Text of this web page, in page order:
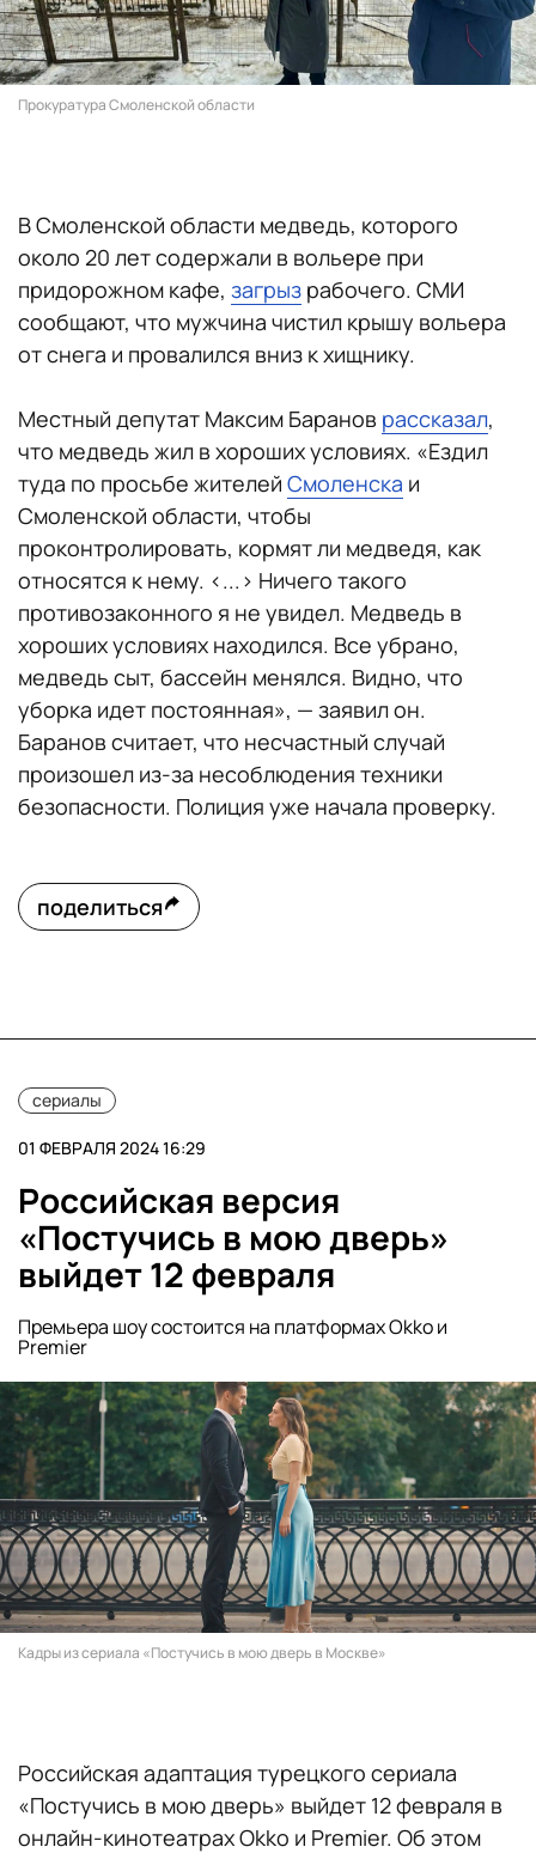
Прокуратура Смоленской области
В Смоленской области медведь, которого
около 20 лет содержали в вольере при
придорожном кафе, загрыз рабочего. СМИ
сообщают, что мужчина чистил крышу вольера
от снега и провалился вниз к хищнику.
Местный депутат Максим Баранов рассказал,
что медведь жил в хороших условиях. «Ездил
туда по просьбе жителей Смоленска и
Смоленской области, чтобы
проконтролировать, кормят ли медведя, как
относятся к нему. <...> Ничего такого
противозаконного я не увидел. Медведь в
хороших условиях находился. Все убрано,
медведь сыт, бассейн менялся. Видно, что
уборка идет постоянная», — заявил он.
Баранов считает, что несчастный случай
произошел из-за несоблюдения техники
безопасности. Полиция уже начала проверку.
поделиться
сериалы
01 ФЕВРАЛЯ 2024 16:29
Российская версия
«Постучись в мою дверь»
выйдет 12 февраля
Премьера шоу состоится на платформах Okko и
Premier
Кадры из сериала «Постучись в мою дверь в Москве»
Российская адаптация турецкого сериала
«Постучись в мою дверь» выйдет 12 февраля в
онлайн-кинотеатрах Okko и Premier. Об этом